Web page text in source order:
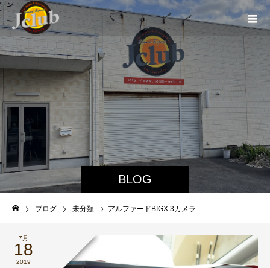
BLOG
ブログ 未分類 アルファードBIGX 3カメラ
7月
18
2019